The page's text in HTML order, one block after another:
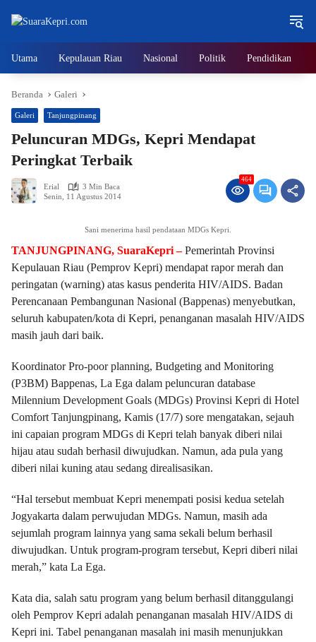
Utama Kepulauan Riau Nasional Politik Pendidikan
Beranda Galeri
Galeri Tanjungpinang
Peluncuran MDGs, Kepri Mendapat
Peringkat Terbaik
Erial
3 Min Baca
Senin, 11 Agustus 2014
464
Sani menerima hasil pendataan MDGs Kepri.
TANJUNGPINANG, SuaraKepri –Pemerintah Provinsi
Kepulauan Riau (Pemprov Kepri) mendapat rapor merah dan
peringatan (warning) atas kasus penderita HIV/AIDS. Badan
Perencanaan Pembangunan Nasional (Bappenas) menyebutkan,
seluruh kabupaten/kota di Kepri, penanganan masalah HIV/AIDS
masih jauh dari baik.
Koordinator Pro-poor planning, Budgeting and Monitoring
(P3BM) Bappenas, La Ega dalam peluncuran database
Milennium Development Goals (MDGs) Provinsi Kepri di Hotel
Comfort Tanjungpinang, Kamis (17/7) sore mengatakan, sejauh
ini capaian program MDGs di Kepri telah banyak diberi nilai
hijau atau sudah berhasil diwujudkan. Namun, ada pula yang
diberi nilai kuning atau sedang direalisasikan.
“Hal tersebut membuat Kepri menempati posisi kedua setelah
Jogyakarta dalam perwujudan MDGs. Namun, masih ada
sejumlah program lainnya yang sama sekali belum berhasil
diwujudkan. Untuk program-program tersebut, Kepri diberi nilai
merah,” kata La Ega.
Kata dia, salah satu program yang belum berhasil ditanggulangi
oleh Pemprov Kepri adalah penanganan masalah HIV/AIDS di
Kepri ini. Tabel penanganan masalah ini masih menunjukkan